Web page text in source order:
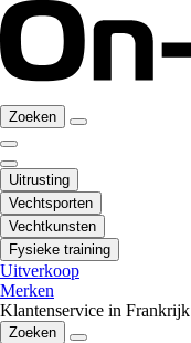
Zoeken
Uitrusting
Vechtsporten
Vechtkunsten
Fysieke training
Uitverkoop
Merken
Klantenservice in Frankrijk
Zoeken